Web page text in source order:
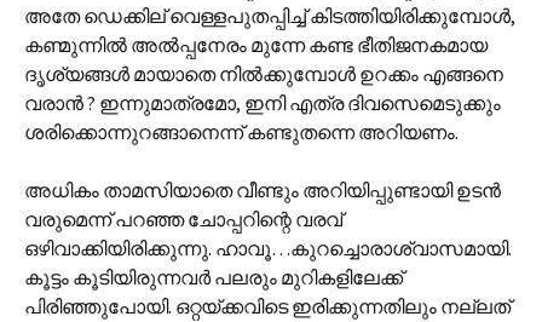
അതേ ഡെക്കില് വെള്ളപുതപ്പിച്ച് കിടത്തിയിരിക്കുമ്പോള്‍,
കണ്മുന്നില്‍ അല്‍പ്പനേരം മുന്നേ കണ്ട ഭീതിജനകമായ
ദൃശ്യങ്ങള്‍ മായാതെ നില്‍ക്കുമ്പോള്‍ ഉറക്കം എങ്ങനെ
വരാന്‍ ? ഇന്നുമാത്രമോ, ഇനി എത്ര ദിവസെമെടുക്കും
ശരിക്കൊന്നുറങ്ങാനെന്ന് കണ്ടുതന്നെ അറിയണം.
അധികം താമസിയാതെ വീണ്ടും അറിയിപ്പുണ്ടായി ഉടന്‍
വരുമെന്ന് പറഞ്ഞ ചോപ്പറിന്റെ വരവ്
ഒഴിവാക്കിയിരിക്കുന്നു. ഹാവൂ…കുറച്ചൊരാശ്വാസമായി.
കൂട്ടം കൂടിയിരുന്നവര്‍ പലരും മുറികളിലേക്ക്
പിരിഞ്ഞുപോയി. ഒറ്റയ്ക്കവിടെ ഇരിക്കുന്നതിലും നല്ലത്